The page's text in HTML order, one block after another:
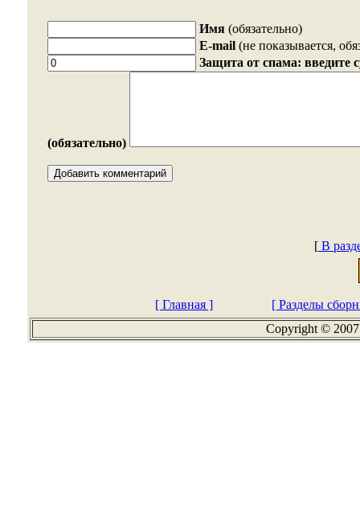
Имя (обязательно)
E-mail (не показывается,
Защита от спама: введите
(обязательно)
[ В
[ Главная ]
[ Разделы
Copyright ©